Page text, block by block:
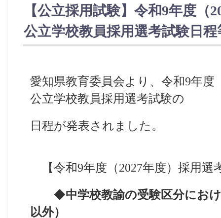
【公立採用試験】令和9年度
公立学校教員採用選考試験日
愛知県教育委員会より、令和9年
公立学校教員採用選考試験の
日程が発表されました。
【令和9年度（2027年度）採用選
◆中学校教諭の受験区分にお
以外）